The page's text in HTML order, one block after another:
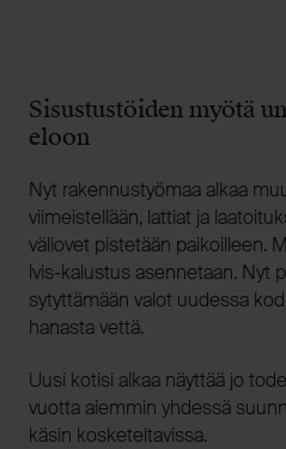
Sisustustöiden myötä
eloon
Nyt rakennustyömaa alkaa
viimeistellään, lattiat ja
väliovet pistetään paikoilleen.
lvis-kalustus asennetaan. Nyt
sytyttämään valot uudessa
hanasta vettä.
Uusi kotisi alkaa näyttää jo
vuotta aiemmin yhdessä
käsin kosketeltavissa.